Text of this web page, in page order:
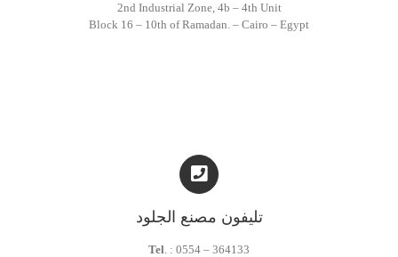
2nd Industrial Zone, 4b – 4th Unit
Block 16 – 10th of Ramadan. – Cairo – Egypt
تليفون مصنع الجلود
Tel. : 0554 – 364133